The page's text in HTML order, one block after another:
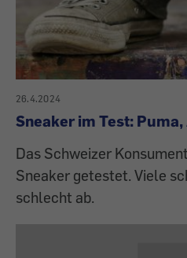
26.4.2024
Sneaker im Test: Puma,
Das Schweizer
Sneaker getestet. Viele
schlecht ab.